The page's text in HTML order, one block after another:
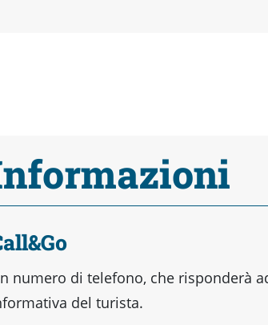
numero di telefono, che risponderà
del turista.